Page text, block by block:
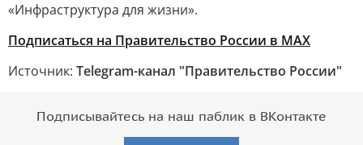
«Инфраструктура для жизни».
Подписаться на Правительство России в MAX
Источник: Telegram-канал "Правительство России"
Подписывайтесь на наш паблик в ВКонтакте